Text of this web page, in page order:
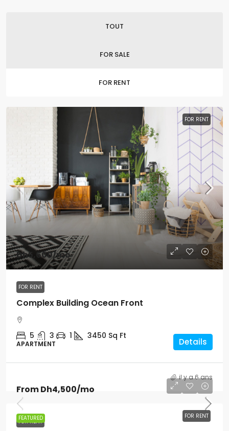
TOUT
FOR SALE
FOR RENT
FOR RENT
Dh5,600/mo
FOR RENT
Complex Building Ocean Front
5 3 1 3450 Sq Ft
APARTMENT Details
il y a 6 ans
FEATURED FOR RENT
FromDh4,500/mo
FOR RENT